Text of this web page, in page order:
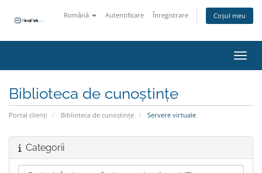
Română Autentificare Înregistrare Coșul meu
Biblioteca de cunoștințe
Portal clienți Biblioteca de cunoștințe Servere virtuale
Categorii